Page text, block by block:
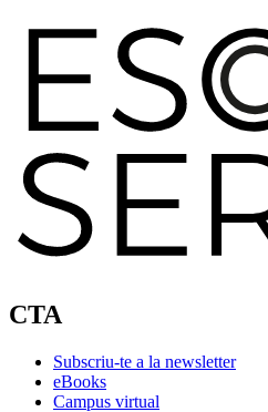
CTA
Subscriu-te a la newsletter
eBooks
Campus virtual